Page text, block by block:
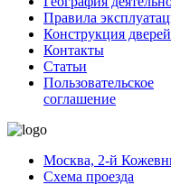
Правила
Конструкция дверей
Контакты
Статьи
Пользовательское
соглашение
Москва, 2-й
Схема проезда